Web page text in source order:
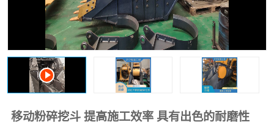
移动粉碎挖斗 提高施工效率 具有出色的耐磨性
打桩机 压路机
枕木机 滑移装载机
清扫器
挖树机 拓荒机